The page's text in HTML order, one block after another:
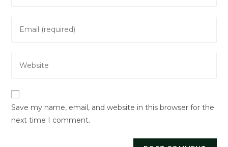
comment
your
address
your
URL
(optional)
Save my name, email, and website in this browser for the
next time I comment.